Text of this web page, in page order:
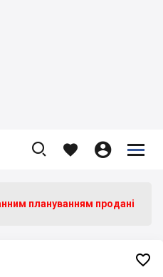
   


плануванням продані
